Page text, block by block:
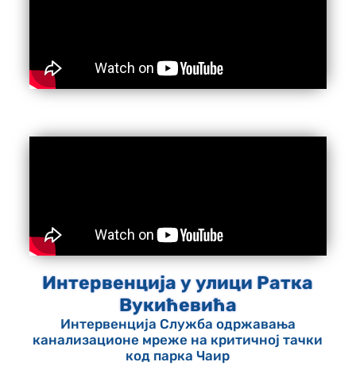
Интервенција у улици Ратка
Вукићевића
Интервенција Служба одржавања
канализационе мреже на критичној тачки
код парка Чаир